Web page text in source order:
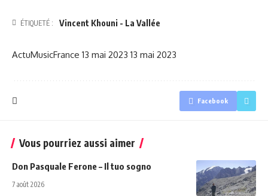
ÉTIQUETÉ : Vincent Khouni - La Vallée
ActuMusicFrance 13 mai 2023 13 mai 2023
Facebook
Vous pourriez aussi aimer
Don Pasquale Ferone – Il tuo sogno
7 août 2026